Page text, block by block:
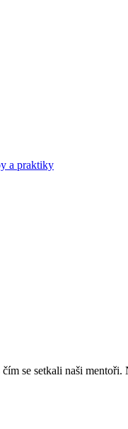
a praktiky
se setkali naši